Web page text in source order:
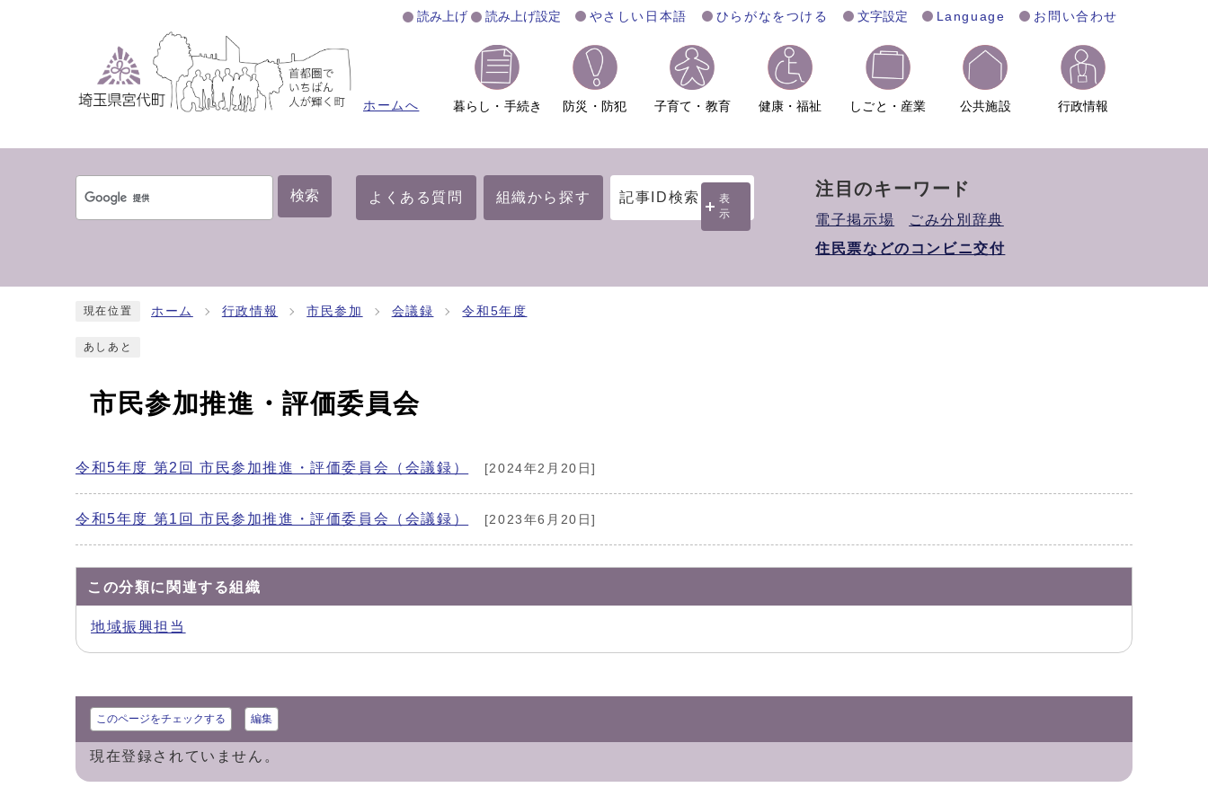
読み上げ 読み上げ設定 やさしい日本語 ひらがなをつける 文字設定 Language お問い合わせ
ホームへ 暮らし・手続き 防災・防犯 子育て・教育 健康・福祉 しごと・産業 公共施設 行政情報
検索 よくある質問 組織から探す 記事ID検索
表
示
注目のキーワード
電子掲示場
ごみ分別辞典
住民票などのコンビニ交付
現在位置 ホーム 行政情報 市民参加 会議録 令和5年度
あしあと
市民参加推進・評価委員会
令和5年度 第2回 市民参加推進・評価委員会（会議録） [2024年2月20日]
令和5年度 第1回 市民参加推進・評価委員会（会議録） [2023年6月20日]
この分類に関連する組織
地域振興担当
このページをチェックする 編集
現在登録されていません。